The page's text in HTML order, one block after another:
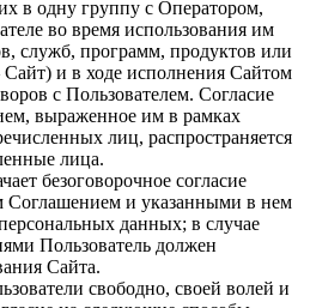
в одну группу с Оператором,
во время использования им
служб, программ, продуктов или
и в ходе исполнения Сайтом
с Пользователем. Согласие
выраженное им в рамках
лиц, распространяется
лица.
безоговорочное согласие
Соглашением и указанными в нем
данных; в случае
Пользователь должен
Сайта.
свободно, своей волей и